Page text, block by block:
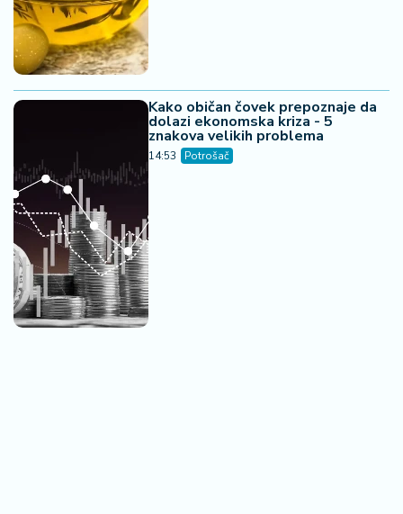
Kako običan čovek prepoznaje da
dolazi ekonomska kriza - 5
znakova velikih problema
14:53 Potrošač